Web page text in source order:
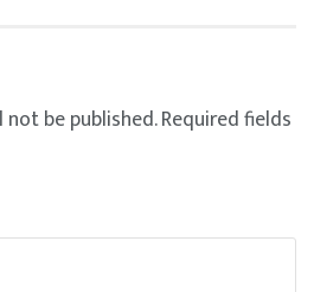
be published.Required fields